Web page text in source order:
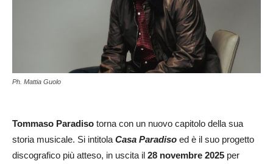
Ph. Mattia Guolo
Tommaso Paradiso torna con un nuovo capitolo della sua
storia musicale. Si intitola Casa Paradiso ed è il suo progetto
discografico più atteso, in uscita il 28 novembre 2025 per